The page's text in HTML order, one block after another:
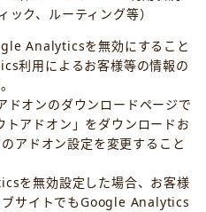
ック、ルーティング等）
Analyticsを無効にすること
利用によるお客様等の情報の
オンのダウンロードページで
アドオン」をダウンロードお
アドオン設定を変更すること
を無効設定した場合、お客様
ブサイトでもGoogle Analytics